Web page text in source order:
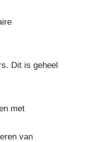
Dit is geheel
met
van